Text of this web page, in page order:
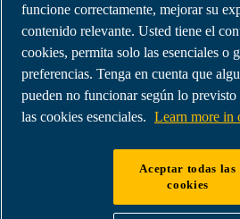
Área
de
distribuidores
E-
Connect
2.0
Business
Portal
Gallery
Compresores de aire
funcione correctamente, mejorar su
contenido relevante. Usted tiene el
cookies, permita solo las esenciales o
preferencias. Tenga en cuenta que
pueden no funcionar según lo previsto
las cookies esenciales. Learn more in
Aceptar todas las
cookies